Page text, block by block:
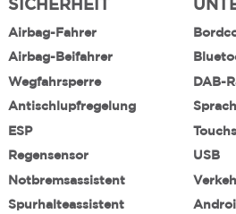
SICHERHEIT
Airbag-Fahrer
Airbag-Beifahrer
Wegfahrsperre
Antischlupfregelung
ESP
Regensensor
Notbremsassistent
Spurhalteassistent
DAB-
USB